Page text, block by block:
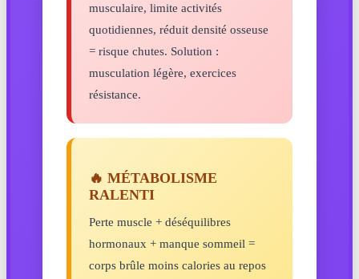
musculaire, limite activités
quotidiennes, réduit densité osseuse
= risque chutes. Solution :
musculation légère, exercices
résistance.
🔥 MÉTABOLISME
RALENTI
Perte muscle + déséquilibres
hormonaux + manque sommeil =
corps brûle moins calories au repos